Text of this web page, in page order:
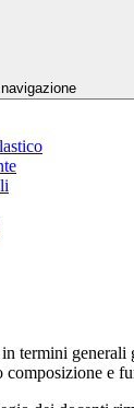
navigazione
termini
composizione e